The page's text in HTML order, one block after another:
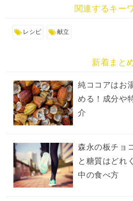
関連するキー
レシピ 献立
新着まと
純ココアはお
める！成分や
介
森永の板チョ
と糖質はどれ
中の食べ方